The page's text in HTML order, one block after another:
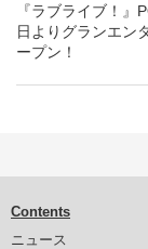
『ラブライブ！
日よりグランエン
ープン！
Contents
ニュース